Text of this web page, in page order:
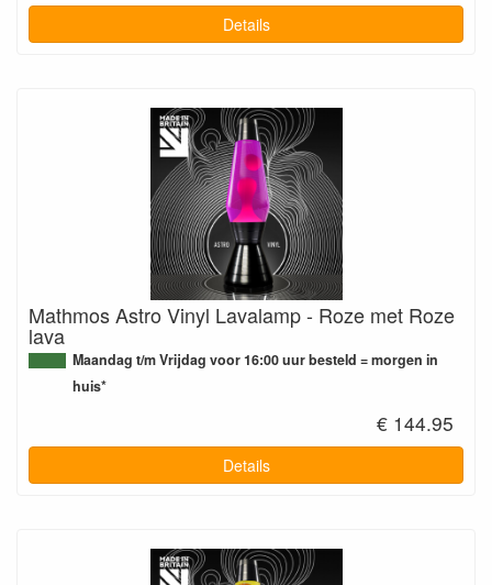
Details
Mathmos Astro Vinyl Lavalamp - Roze met Roze
lava
Maandag t/m Vrijdag voor 16:00 uur besteld = morgen in
huis*
€ 144.95
Details